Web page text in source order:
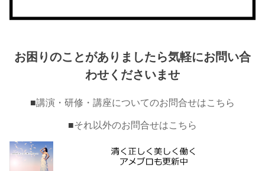
お困りのことがありましたら気軽にお問い合
わせくださいませ
■講演・研修・講座についてのお問合せはこちら
■それ以外のお問合せはこちら